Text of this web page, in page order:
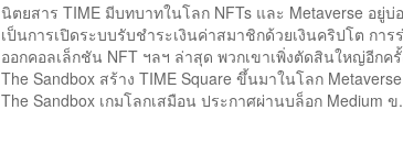
นิตยสาร TIME มีบทบาทในโลก NFTs และ Metaverse อยู่บ่
เป็นการเปิดระบบรับชำระเงินค่าสมาชิกด้วยเงินคริปโต กา
ออกคอลเล็กชัน NFT ฯลฯ ล่าสุด พวกเขาเพิ่งตัดสินใหญ่อีกค
The Sandbox สร้าง TIME Square ขึ้นมาในโลก
The Sandbox เกมโลกเสมือน ประกาศผ่านบล็อก Medium ข